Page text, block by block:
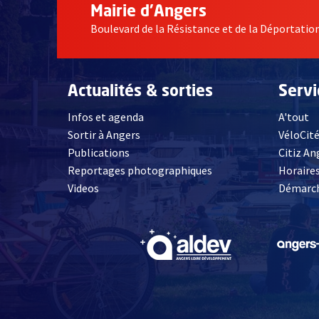
Mairie d'Angers
Boulevard de la Résistance et de la Déportation
Actualités & sorties
Infos et agenda
Sortir à Angers
Publications
Reportages photographiques
Videos, Ouvre une nouvelle fenêtre
A'tout
VéloCité
Citiz
, Ouvre une